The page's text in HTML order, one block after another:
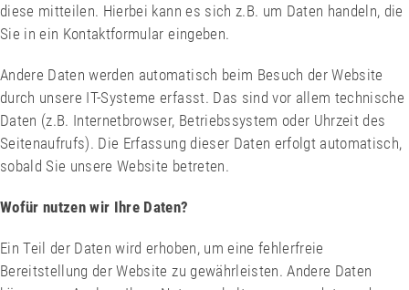
diese mitteilen. Hierbei kann es sich z.B. um Daten handeln, die
Sie in ein Kontaktformular eingeben.
Andere Daten werden automatisch beim Besuch der Website
durch unsere IT-Systeme erfasst. Das sind vor allem technische
Daten (z.B. Internetbrowser, Betriebssystem oder Uhrzeit des
Seitenaufrufs). Die Erfassung dieser Daten erfolgt automatisch,
sobald Sie unsere Website betreten.
Wofür nutzen wir Ihre Daten?
Ein Teil der Daten wird erhoben, um eine fehlerfreie
Bereitstellung der Website zu gewährleisten. Andere Daten